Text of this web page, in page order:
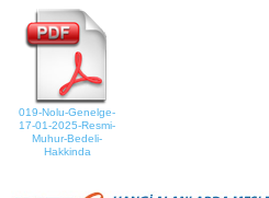
019-Nolu-Genelge-
17-01-2025-Resmi-
Muhur-Bedeli-
Hakkinda